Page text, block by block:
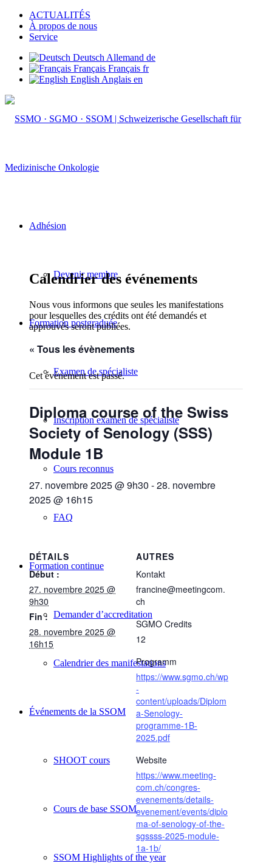
ACTUALITÉS
À propos de nous
Service
Deutsch Allemand de
Français Français fr
English Anglais en
Adhésion
Devenir membre
Formation postgraduée
Examen de spécialiste
Inscription examen de spécialiste
Cours reconnus
FAQ
Formation continue
Demander d’accreditation
Calendrier des manifestations
Événements de la SSOM
SHOOT cours
Cours de base SSOM
SSOM Highlights of the year
Calendrier des événements
Nous vous informons que seules les manifestations
pour lesquelles des crédits ont été demandés et
approuvés seront publiées.
« Tous les évènements
Cet évènement est passé.
Diploma course of the Swiss
Society of Senology (SSS)
Module 1B
27. novembre 2025 @ 9h30 -28. novembre
2025 @ 16h15
DÉTAILS
Début :
27. novembre 2025 @
9h30
Fin :
28. novembre 2025 @
16h15
AUTRES
Kontakt
francine@meetingcom.
ch
SGMO Credits
12
Programm
https://www.sgmo.ch/wp
-
content/uploads/Diplom
a-Senology-
programme-1B-
2025.pdf
Website
https://www.meeting-
com.ch/congres-
evenements/details-
evenement/events/diplo
ma-of-senology-of-the-
sgssss-2025-module-
1a-1b/